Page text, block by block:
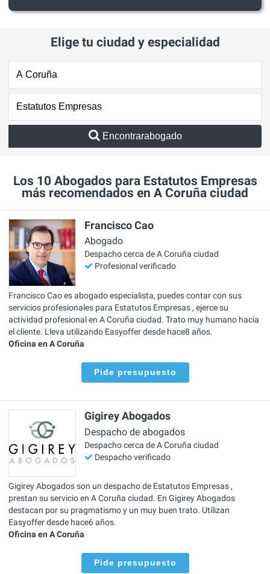
Elige tu ciudad y especialidad
Encontrarabogado
Los 10 Abogados para Estatutos Empresas
más recomendados en A Coruña ciudad
Francisco Cao
Abogado
Despacho cerca de A Coruña ciudad
Profesional verificado
Francisco Cao es abogado especialista, puedes contar con sus
servicios profesionales para Estatutos Empresas , ejerce su
actividad profesional en A Coruña ciudad. Trato muy humano hacia
el cliente. Lleva utilizando Easyoffer desde hace8 años.
Oficina en A Coruña
Pide presupuesto
Gigirey Abogados
Despacho de abogados
Despacho cerca de A Coruña ciudad
Despacho verificado
Gigirey Abogados son un despacho de Estatutos Empresas ,
prestan su servicio en A Coruña ciudad. En Gigirey Abogados
destacan por su pragmatismo y un muy buen trato. Utilizan
Easyoffer desde hace6 años.
Oficina en A Coruña
Pide presupuesto